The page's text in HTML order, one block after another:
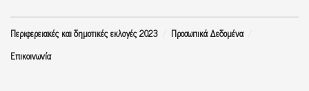
Περιφερειακές και δημοτικές εκλογές 2023
Προσωπικά Δεδομένα
Επικοινωνία